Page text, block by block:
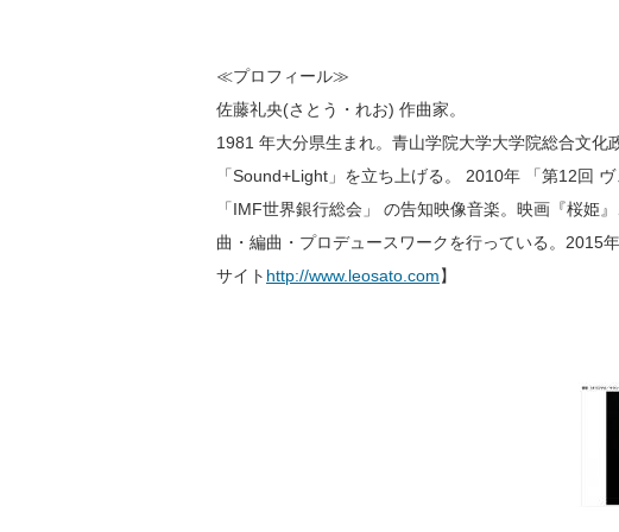
≪プロフィール≫
佐藤礼央(さとう・れお) 作曲家。
1981 年大分県生まれ。青山学院大学大学院総合文
「Sound+Light」を立ち上げる。 2010年 「第12回
「IMF世界銀行総会」 の告知映像音楽。映画『桜姫
曲・編曲・プロデュースワークを行っている。2015
サイト http://www.leosato.com】